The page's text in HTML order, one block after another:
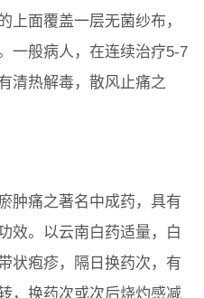
上面覆盖一层无菌纱布，
一般病人，在连续治疗5-7
清热解毒，散风止痛之
肿痛之著名中成药，具有
效。以云南白药适量，白
状疱疹，隔日换药次，有
，换药次或次后烧灼感减